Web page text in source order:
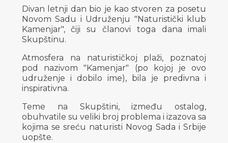
Divan letnji dan bio je kao stvoren za posetu
Novom Sadu i Udruženju "Naturistički klub
Kamenjar", čiji su članovi toga dana imali
Skupštinu.
Atmosfera na naturističkoj plaži, poznatoj
pod nazivom "Kamenjar" (po kojoj je ovo
udruženje i dobilo ime), bila je predivna i
inspirativna.
Teme na Skupštini, između ostalog,
obuhvatile su veliki broj problema i izazova sa
kojima se sreću naturisti Novog Sada i Srbije
uopšte.